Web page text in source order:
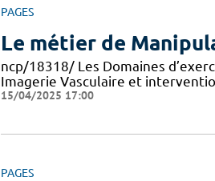
PAGES
Le métier de
ncp/18318/ Les Domaines
Imagerie Vasculaire et
15/04/2025 17:00
PAGES